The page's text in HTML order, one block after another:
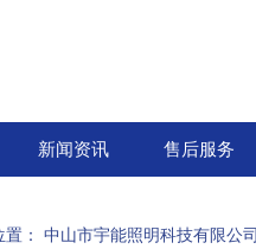
新闻资讯 售后服务
置： 中山市宇能照明科技有限公司